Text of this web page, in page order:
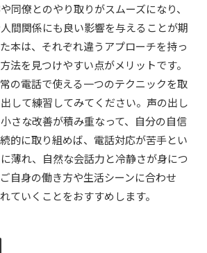
同僚とのやり取りがスムーズになり、
間関係にも良い影響を与えることが期
本は、それぞれ違うアプローチを持っ
法を見つけやすい点がメリットです。
の電話で使える一つのテクニックを取
して練習してみてください。声の出し
さな改善が積み重なって、自分の自信
的に取り組めば、電話対応が苦手とい
薄れ、自然な会話力と冷静さが身につ
自身の働き方や生活シーンに合わせ
ていくことをおすすめします。